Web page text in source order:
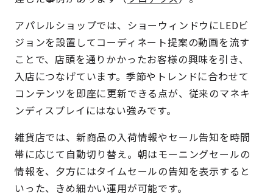
アパレルショップでは、ショーウィンドウにLEDビ
ジョンを設置してコーディネート提案の動画を流す
ことで、店頭を通りかかったお客様の興味を引き、
入店につなげています。季節やトレンドに合わせて
コンテンツを即座に更新できる点が、従来のマネキ
ンディスプレイにはない強みです。
雑貨店では、新商品の入荷情報やセール告知を時間
帯に応じて自動切り替え。朝はモーニングセールの
情報を、夕方にはタイムセールの告知を表示すると
いった、きめ細かい運用が可能です。